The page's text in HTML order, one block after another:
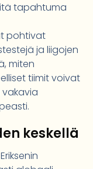
tapahtuma
pohtivat
ja liigojen
miten
tiimit voivat
keskellä